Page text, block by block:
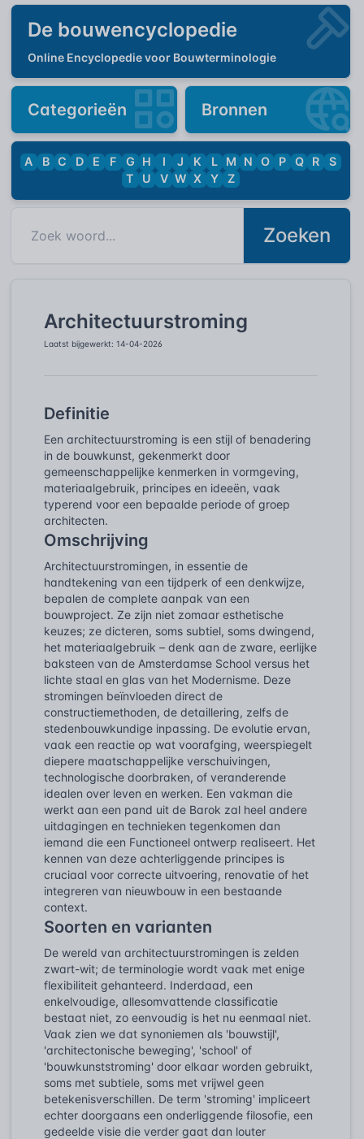
De bouwencyclopedie
Online Encyclopedie voor Bouwterminologie
Categorieën Bronnen
A B C D E F G H I J K L M N O P Q R
S
T
U V W X Y Z
Zoeken
Architectuurstroming
Laatst bijgewerkt: 14-04-2026
Definitie
Een architectuurstroming is een stijl of benadering
in de bouwkunst, gekenmerkt door
gemeenschappelijke kenmerken in vormgeving,
materiaalgebruik, principes en ideeën, vaak
typerend voor een bepaalde periode of groep
architecten.
Omschrijving
Architectuurstromingen, in essentie de
handtekening van een tijdperk of een denkwijze,
bepalen de complete aanpak van een
bouwproject. Ze zijn niet zomaar esthetische
keuzes; ze dicteren, soms subtiel, soms dwingend,
het materiaalgebruik – denk aan de zware, eerlijke
baksteen van de Amsterdamse School versus het
lichte staal en glas van het Modernisme. Deze
stromingen beïnvloeden direct de
constructiemethoden, de detaillering, zelfs de
stedenbouwkundige inpassing. De evolutie ervan,
vaak een reactie op wat voorafging, weerspiegelt
diepere maatschappelijke verschuivingen,
technologische doorbraken, of veranderende
idealen over leven en werken. Een vakman die
werkt aan een pand uit de Barok zal heel andere
uitdagingen en technieken tegenkomen dan
iemand die een Functioneel ontwerp realiseert. Het
kennen van deze achterliggende principes is
cruciaal voor correcte uitvoering, renovatie of het
integreren van nieuwbouw in een bestaande
context.
Soorten en varianten
De wereld van architectuurstromingen is zelden
zwart-wit; de terminologie wordt vaak met enige
flexibiliteit gehanteerd. Inderdaad, een
enkelvoudige, allesomvattende classificatie
bestaat niet, zo eenvoudig is het nu eenmaal niet.
Vaak zien we dat synoniemen als 'bouwstijl',
'architectonische beweging', 'school' of
'bouwkunststroming' door elkaar worden gebruikt,
soms met subtiele, soms met vrijwel geen
betekenisverschillen. De term 'stroming' impliceert
echter doorgaans een onderliggende filosofie, een
gedeelde visie die verder gaat dan louter